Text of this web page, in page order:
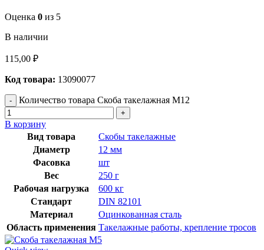
Оценка 0 из 5
В наличии
115,00 ₽
Код товара: 13090077
Количество товара Скоба такелажная М12
В корзину
Вид товара
Скобы такелажные
Диаметр
12 мм
Фасовка
шт
Вес
250 г
Рабочая нагрузка
600 кг
Стандарт
DIN 82101
Материал
Оцинкованная сталь
Область применения Такелажные работы, крепление тросов